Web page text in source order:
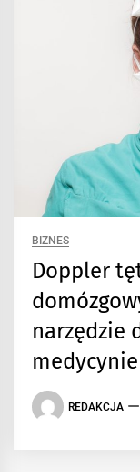
BIZNES
Doppler
narzędzie
medycynie
REDAKCJA